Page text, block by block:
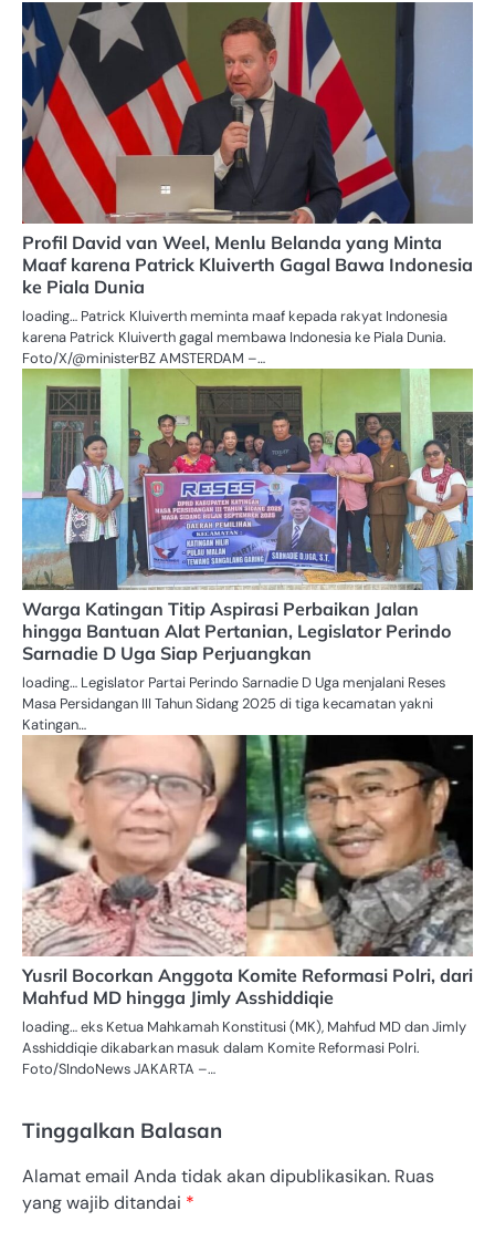
Profil David van Weel, Menlu Belanda yang Minta
Maaf karena Patrick Kluiverth Gagal Bawa Indonesia
ke Piala Dunia
loading… Patrick Kluiverth meminta maaf kepada rakyat Indonesia
karena Patrick Kluiverth gagal membawa Indonesia ke Piala Dunia.
Foto/X/@ministerBZ AMSTERDAM –…
Warga Katingan Titip Aspirasi Perbaikan Jalan
hingga Bantuan Alat Pertanian, Legislator Perindo
Sarnadie D Uga Siap Perjuangkan
loading… Legislator Partai Perindo Sarnadie D Uga menjalani Reses
Masa Persidangan III Tahun Sidang 2025 di tiga kecamatan yakni
Katingan…
Yusril Bocorkan Anggota Komite Reformasi Polri, dari
Mahfud MD hingga Jimly Asshiddiqie
loading… eks Ketua Mahkamah Konstitusi (MK), Mahfud MD dan Jimly
Asshiddiqie dikabarkan masuk dalam Komite Reformasi Polri.
Foto/SIndoNews JAKARTA –…
Tinggalkan Balasan
Alamat email Anda tidak akan dipublikasikan. Ruas
yang wajib ditandai *